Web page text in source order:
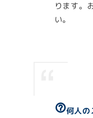
ります。
い。
help_outline何人の